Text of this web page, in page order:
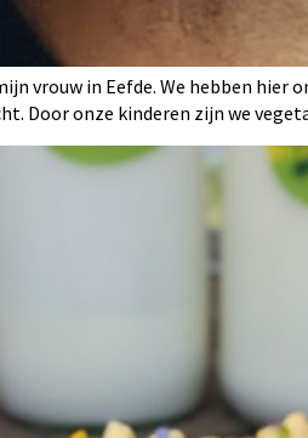
vrouw in Eefde. We hebben
Door onze kinderen zijn we